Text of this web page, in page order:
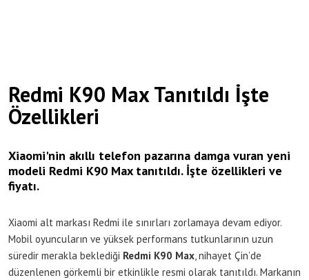
Redmi K90 Max Tanıtıldı İşte
Özellikleri
Xiaomi'nin akıllı telefon pazarına damga vuran yeni
modeli Redmi K90 Max tanıtıldı. İşte özellikleri ve
fiyatı.
Xiaomi alt markası Redmi ile sınırları zorlamaya devam ediyor.
Mobil oyuncuların ve yüksek performans tutkunlarının uzun
süredir merakla beklediği Redmi K90 Max , nihayet Çin’de
düzenlenen görkemli bir etkinlikle resmi olarak tanıtıldı. Markanın